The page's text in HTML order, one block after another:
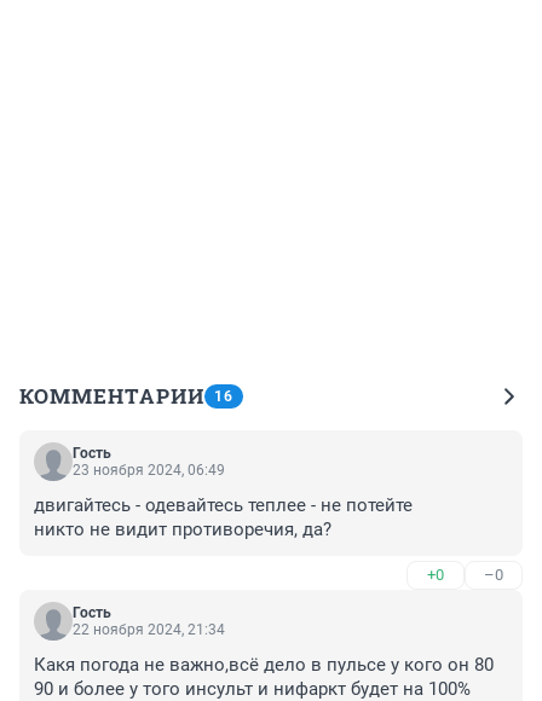
КОММЕНТАРИИ 16
Гость
23 ноября 2024, 06:49
двигайтесь - одевайтесь теплее - не потейте
никто не видит противоречия, да?
+0 –0
Гость
22 ноября 2024, 21:34
Какя погода не важно,всё дело в пульсе у кого он 80
90 и более у того инсульт и нифаркт будет на 100%